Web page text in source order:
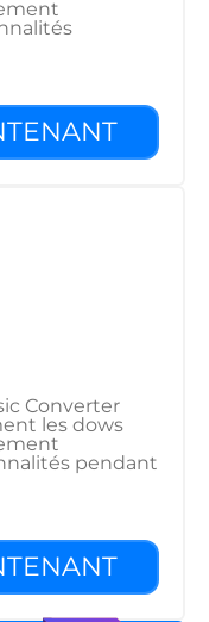
Converter
les dows
pendant